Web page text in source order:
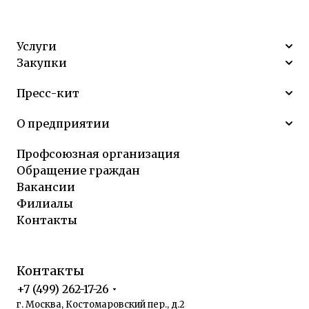
Услуги
Закупки
Пресс-кит
О предприятии
Профсоюзная организация
Обращение граждан
Вакансии
Филиалы
Контакты
Контакты
+7 (499) 262-17-26
г. Москва, Костомаровский пер., д.2